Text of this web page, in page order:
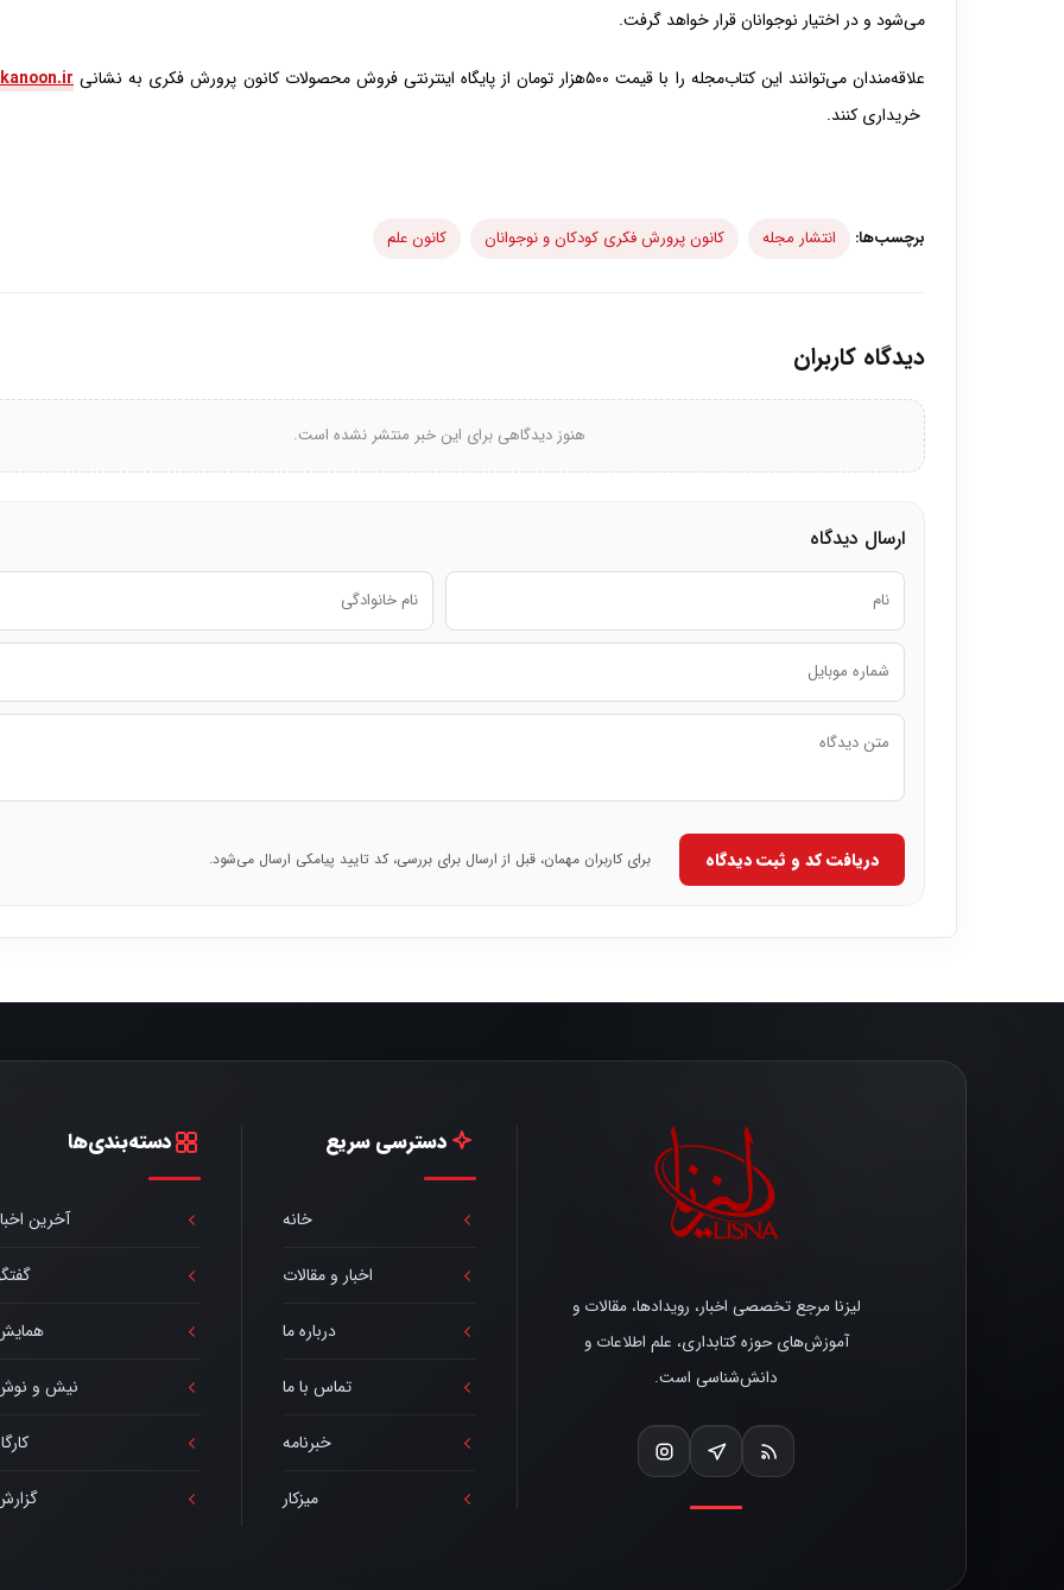
می‌شود و در اختیار نوجوانان قرار خواهد گرفت.
علاقه‌مندان می‌توانند این کتاب‌مجله را با قیمت ۵۰۰هزار تومان از پایگاه اینترنتی فروش محصولات کانون پرورش فکری به نشانی
خریداری کنند.
برچسب‌ها: انتشار مجله کانون پرورش فکری کودکان و نوجوانان کانون علم
دیدگاه کاربران
هنوز دیدگاهی برای این خبر منتشر نشده است.
ارسال دیدگاه
دریافت کد و ثبت دیدگاه برای کاربران مهمان، قبل از ارسال برای بررسی، کد تایید پیامکی ارسال می‌شود.
لیزنا مرجع تخصصی اخبار، رویدادها، مقالات و
آموزش‌های حوزه کتابداری، علم اطلاعات و
دانش‌شناسی است.
دسترسی سریع
خانه
اخبار و مقالات
درباره ما
تماس با ما
خبرنامه
میزکار
دسته‌بندی‌ها
آخرین
نیش و